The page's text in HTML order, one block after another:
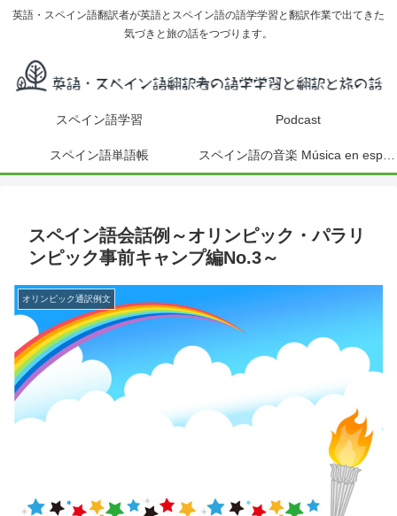
英語・スペイン語翻訳者が英語とスペイン語の語学学習と翻訳作業で出てきた
気づきと旅の話をつづります。
スペイン語学習 Podcast
スペイン語単語帳
スペイン語会話例～オリンピック・パラリ
ンピック事前キャンプ編No.3～
オリンピック通訳例文